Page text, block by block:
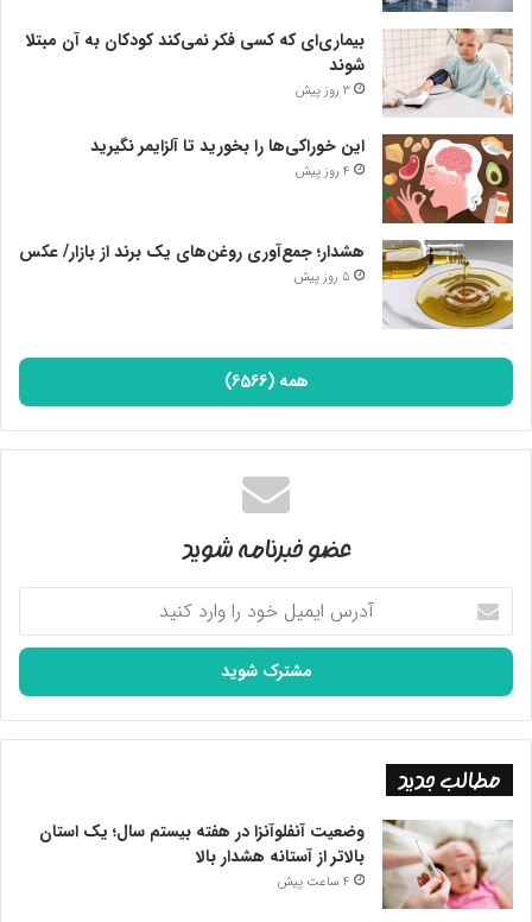
بیماری‌ای که کسی فکر نمی‌کند کودکان به آن مبتلا
شوند
3 روز پیش
این خوراکی‌ها را بخورید تا آلزایمر نگیرید
4 روز پیش
هشدار؛ جمع‌آوری روغن‌های یک برند از بازار/ عکس
5 روز پیش
همه (6566)
عضو خبرنامه شوید
آدرس
ایمیل
خود
وارد
کنید
مطالب جدید
وضعیت آنفلوآنزا در هفته بیستم سال؛ یک استان
بالاتر از آستانه هشدار بالا
4 ساعت پیش